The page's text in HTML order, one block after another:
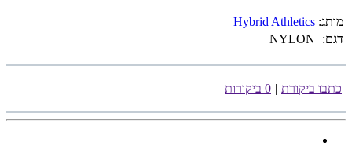
מותג: Hybrid Athletics
דגם:
NYLON
כתבו ביקורת | 0 ביקורות